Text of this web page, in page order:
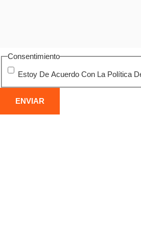
Consentimiento
Estoy De Acuerdo Con La Política